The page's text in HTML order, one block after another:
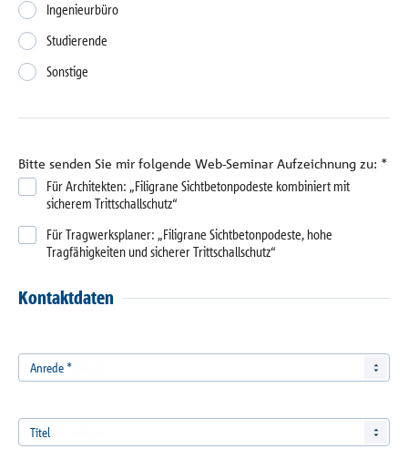
Ingenieurbüro
Studierende
Sonstige
Bitte senden Sie mir folgende Web-Seminar Aufzeichnung zu: *
Für Architekten: „Filigrane Sichtbetonpodeste kombiniert mit
sicherem Trittschallschutz“
Für Tragwerksplaner: „Filigrane Sichtbetonpodeste, hohe
Tragfähigkeiten und sicherer Trittschallschutz“
Kontaktdaten
Anrede *
Titel